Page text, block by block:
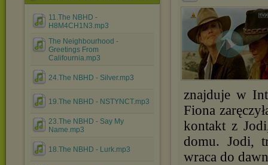
11.The NBHD -
H8M4CH1N3.mp3
The Neighbourhood -
Greetings From
Califournia.mp3
24.The NBHD - Silver.mp3
19.The NBHD - NSTYNCT.mp3
23.The NBHD - Say My
Name.mp3
18.The NBHD - Lurk.mp3
znajduje w
Fiona
kontakt z
domu. Jodi,
wraca do